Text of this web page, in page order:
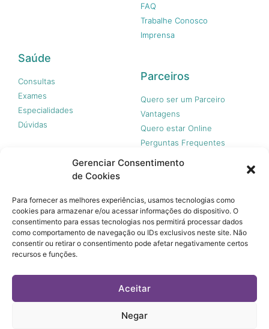
Gerenciar Consentimento
de Cookies
Para fornecer as melhores experiências, usamos tecnologias como
cookies para armazenar e/ou acessar informações do dispositivo. O
consentimento para essas tecnologias nos permitirá processar dados
como comportamento de navegação ou IDs exclusivos neste site. Não
consentir ou retirar o consentimento pode afetar negativamente certos
recursos e funções.
Aceitar
Negar
FAQ
Trabalhe Conosco
Imprensa
Saúde
Consultas
Exames
Especialidades
Dúvidas
Parceiros
Quero ser um Parceiro
Vantagens
Quero estar Online
Perguntas Frequentes
A 365 Acesso não é plano de saúde e não garante a
cobertura financeira de riscos e de custos assistenciais à
saúde. Você paga apenas quando usar, sem taxa de adesão,
mensalidades ou anuidades.